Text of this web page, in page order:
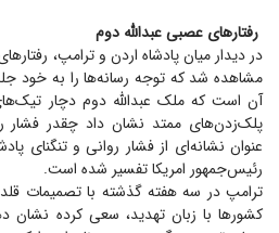
رفتار‌های عصبی عبدالله دوم
در دیدار میان پادشاه اردن و ترامپ،
مشاهده شد که توجه رسانه‌ها را به خود
آن است که ملک عبدالله دوم دچار
پلک‌زدن‌های ممتد نشان داد چقدر فشار
عنوان نشانه‌ای از فشار روانی و تنگنای
رئیس‌جمهور امریکا تفسیر شده است.
ترامپ در سه هفته گذشته با تصمیمات
کشور‌ها با زبان تهدید، سعی کرده نشان